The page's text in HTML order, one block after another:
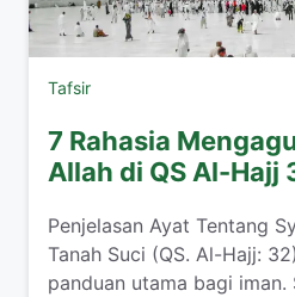
Tafsir
7 Rahasia
Allah di QS Al-Hajj
Penjelasan Ayat Tentang
Tanah Suci (QS. Al-Hajj:
panduan utama bagi iman.